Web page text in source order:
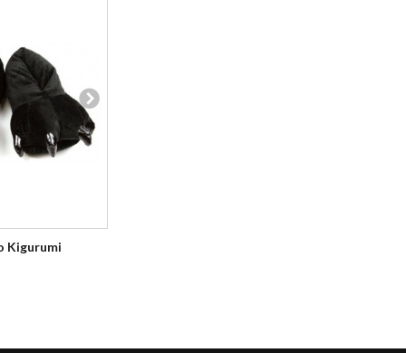
Kigurumi